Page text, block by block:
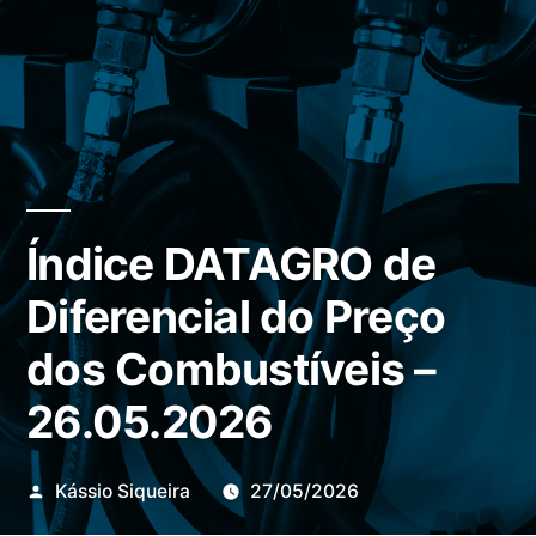
Índice DATAGRO de
Diferencial do Preço
dos Combustíveis –
26.05.2026
Publicado
por
Kássio Siqueira 27/05/2026